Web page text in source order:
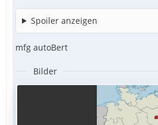
Spoiler anzeigen
mfg autoBert
Bilder